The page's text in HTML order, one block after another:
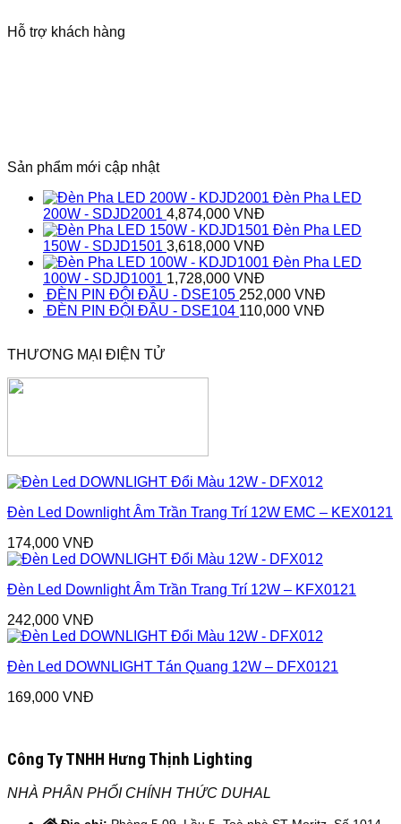
Hỗ trợ khách hàng
Sản phẩm mới cập nhật
Đèn Pha LED
200W - SDJD2001 4,874,000 VNĐ
Đèn Pha LED
150W - SDJD1501 3,618,000 VNĐ
Đèn Pha LED
100W - SDJD1001 1,728,000 VNĐ
ĐÈN PIN ĐỘI ĐẦU - DSE105 252,000 VNĐ
ĐÈN PIN ĐỘI ĐẦU - DSE104 110,000 VNĐ
THƯƠNG MẠI ĐIỆN TỬ
Đèn Led Downlight Âm Trần Trang Trí 12W EMC – KEX0121
174,000 VNĐ
Đèn Led Downlight Âm Trần Trang Trí 12W – KFX0121
242,000 VNĐ
Đèn Led DOWNLIGHT Tán Quang 12W – DFX0121
169,000 VNĐ
Công Ty TNHH Hưng Thịnh Lighting
NHÀ PHÂN PHỐI CHÍNH THỨC DUHAL